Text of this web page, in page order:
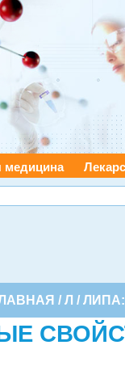
медицина
/ Л /